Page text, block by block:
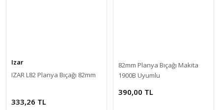
Izar
IZAR L82 Planya Bıçağı 82mm
333,26 TL
82mm Planya Bıçağı Makita
1900B Uyumlu
390,00 TL